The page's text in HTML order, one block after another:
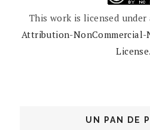
This work is licensed under
Attribution-NonCommercial-
License.
UN PAN DE